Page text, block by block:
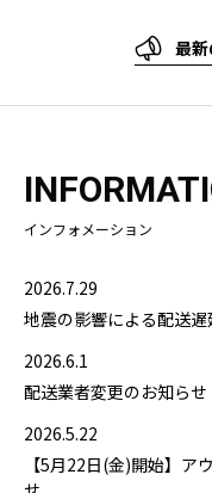
最
インフォメーション
2026.7.29
地震の影響による配送
2026.6.1
配送業者変更のお知らせ
2026.5.22
【5月22日(金)開始】ア